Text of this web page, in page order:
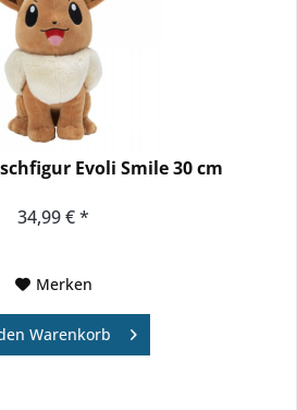
Evoli Smile 30 cm
34,99 € *
Merken
Warenkorb